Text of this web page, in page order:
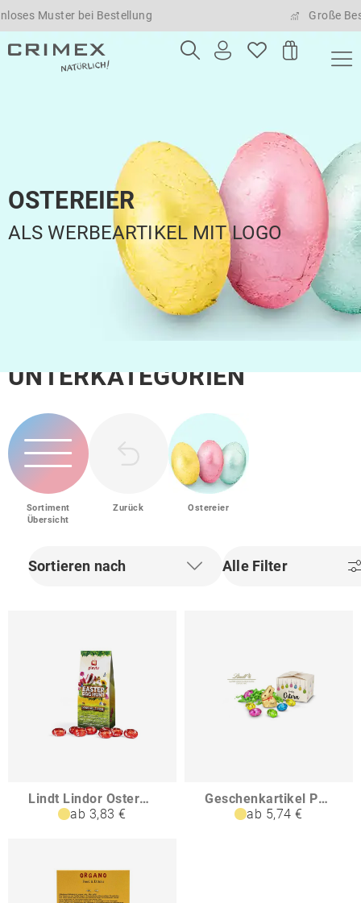
Muster bei Bestellung Große
OSTEREIER
ALS WERBEARTIKEL MIT LOGO
UNTERKATEGORIEN
Sortiment
Übersicht
Zurück Ostereier
Sortieren nach Alle Filter
Lindt Lindor Ostereier in Standboden-Kartonage groß
ab 3,83 €
Geschenkartikel Präsentartikel Buntes Lindt Osternest - Lindt-Osterhase mit 6 Eiern auch in individueller Pralinenschachtel
ab 5,74 €